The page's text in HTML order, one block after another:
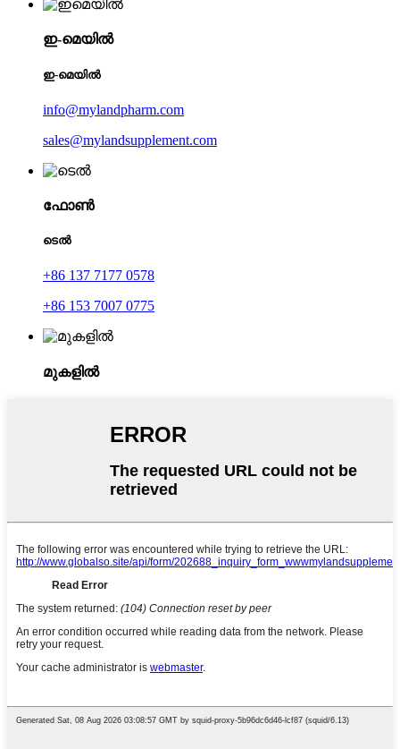
ഇ-മെയിൽ
ഇ-മെയിൽ
info@mylandpharm.com
sales@mylandsupplement.com
ഫോൺ
ടെൽ
+86 137 7177 0578
+86 153 7007 0775
മുകളിൽ